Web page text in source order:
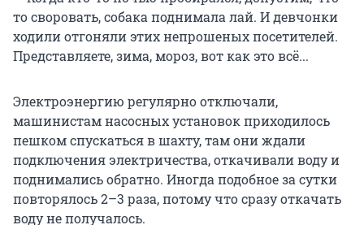
то своровать, собака поднимала лай. И девчонки
ходили отгоняли этих непрошеных посетителей.
Представляете, зима, мороз, вот как это всё...
Электроэнергию регулярно отключали,
машинистам насосных установок приходилось
пешком спускаться в шахту, там они ждали
подключения электричества, откачивали воду и
поднимались обратно. Иногда подобное за сутки
повторялось 2–3 раза, потому что сразу откачать
воду не получалось.